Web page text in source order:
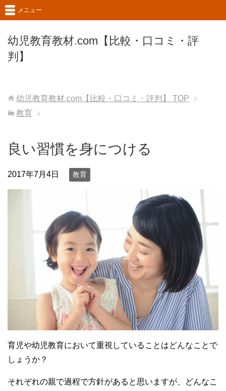
幼児教育教材.com【比較・口コミ・評
判】
メニュー
幼児教育教材.com【比較・口コミ・評判】
TOP
教育
良い習慣を身につける
2017年7月4日 教育
育児や幼児教育において重視していることはどんなことで
しょうか？
それぞれの親で過程で方針があると思いますが、どんなこ